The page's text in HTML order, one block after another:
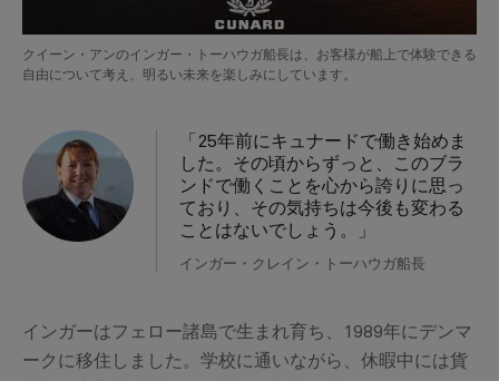
00:00 00:00
クイーン・アンのインガー・トーハウガ船長は、お客様が船上で体験できる
自由について考え、明るい未来を楽しみにしています。
「25年前にキュナードで働き始めま
した。その頃からずっと、このブラ
ンドで働くことを心から誇りに思っ
ており、その気持ちは今後も変わる
ことはないでしょう。」
インガー・クレイン・トーハウガ船長
インガーはフェロー諸島で生まれ育ち、1989年にデンマ
ークに移住しました。学校に通いながら、休暇中には貨